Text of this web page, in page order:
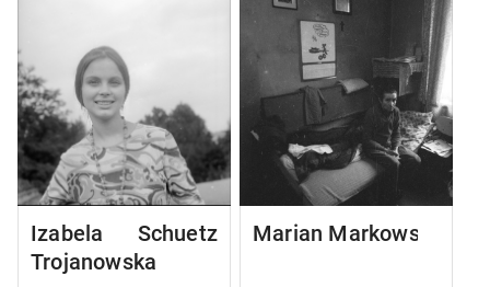
Izabela Schuetz
Trojanowska
Marian Markowski